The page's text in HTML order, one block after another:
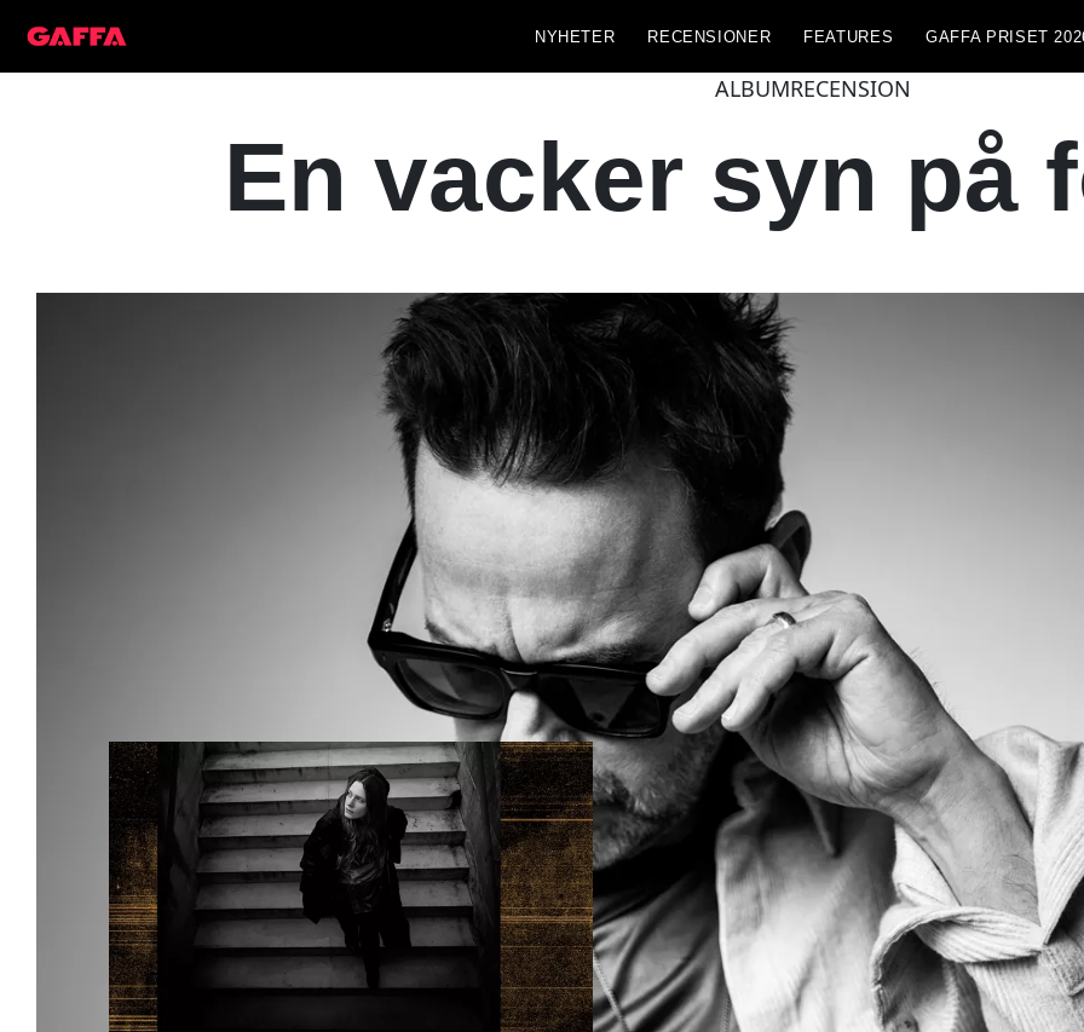
NYHETER RECENSIONER FEATURES GAFFA PRISET
ALBUMRECENSION
En vacker syn på